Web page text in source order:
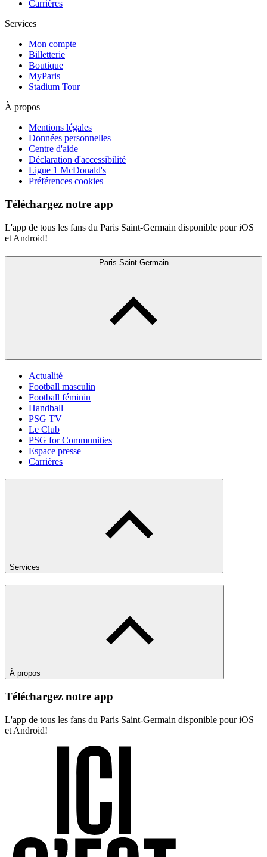
Carrières
Services
Mon compte
Billetterie
Boutique
MyParis
Stadium Tour
À propos
Mentions légales
Données personnelles
Centre d'aide
Déclaration d'accessibilité
Ligue 1 McDonald's
Préférences cookies
Téléchargez notre app
L'app de tous les fans du Paris Saint-Germain disponible pour iOS
et Android!
Paris Saint-Germain
Actualité
Football masculin
Football féminin
Handball
PSG TV
Le Club
PSG for Communities
Espace presse
Carrières
Services
À propos
Téléchargez notre app
L'app de tous les fans du Paris Saint-Germain disponible pour iOS
et Android!